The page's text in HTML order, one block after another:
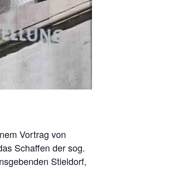
Vortrag von
Schaffen der sog.
Stieldorf,